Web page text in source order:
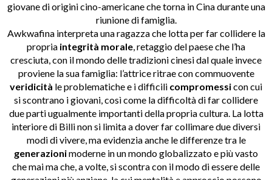
giovane di origini cino-americane che torna in Cina durante una
riunione di famiglia.
Awkwafina interpreta una ragazza che lotta per far collidere la
propria integrità morale, retaggio del paese che l’ha
cresciuta, con il mondo delle tradizioni cinesi dal quale invece
proviene la sua famiglia: l’attrice ritrae con commuovente
veridicità le problematiche e i difficili compromessicon cui
si scontrano i giovani, così come la difficoltà di far collidere
due parti ugualmente importanti della propria cultura. La lotta
interiore di Billi non si limita a dover far collimare due diversi
modi di vivere, ma evidenzia anche le differenze tra le
generazionimoderne in un mondo globalizzato e più vasto
che mai ma che, a volte, si scontra con il modo di essere delle